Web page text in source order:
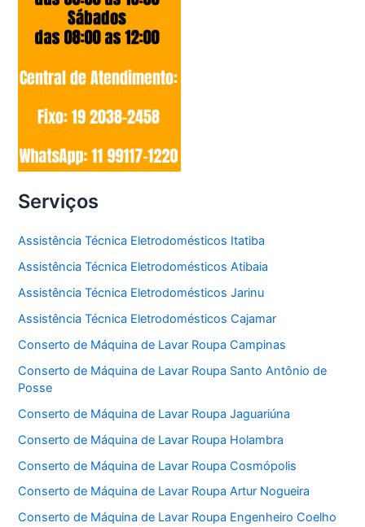
Serviços
Assistência Técnica Eletrodomésticos Itatiba
Assistência Técnica Eletrodomésticos Atibaia
Assistência Técnica Eletrodomésticos Jarinu
Assistência Técnica Eletrodomésticos Cajamar
Conserto de Máquina de Lavar Roupa Campinas
Conserto de Máquina de Lavar Roupa Santo Antônio de
Posse
Conserto de Máquina de Lavar Roupa Jaguariúna
Conserto de Máquina de Lavar Roupa Holambra
Conserto de Máquina de Lavar Roupa Cosmópolis
Conserto de Máquina de Lavar Roupa Artur Nogueira
Conserto de Máquina de Lavar Roupa Engenheiro Coelho